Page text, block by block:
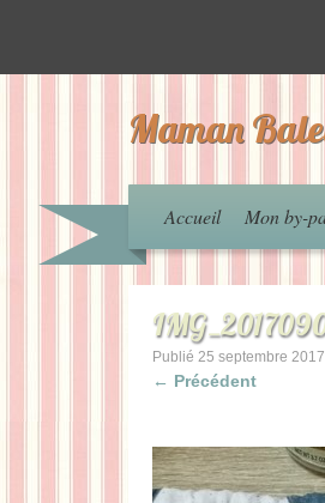
Maman
Accueil Mon by-
Publié 25 septembre 2017
← Précédent